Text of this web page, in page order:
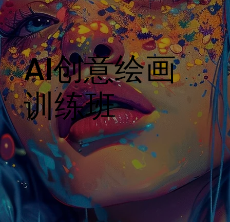
AI创意绘画
训练班